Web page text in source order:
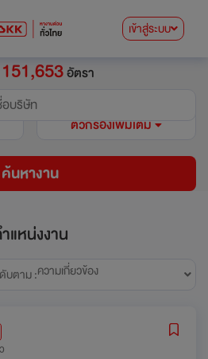
เข้าสู่ระบบ
151,653อัตรา
บริษัท
ตัวกรองเพิ่มเติม
ค้นหางาน
แหน่งงาน
บตาม :ความเกี่ยวข้อง